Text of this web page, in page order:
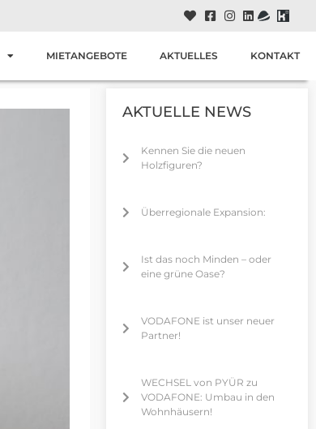
MIETANGEBOTE AKTUELLES KONTAKT
AKTUELLE NEWS
Kennen Sie die neuen
Holzfiguren?
Überregionale Expansion:
Ist das noch Minden – oder
eine grüne Oase?
VODAFONE ist unser neuer
Partner!
WECHSEL von PYÜR zu
VODAFONE: Umbau in den
Wohnhäusern!